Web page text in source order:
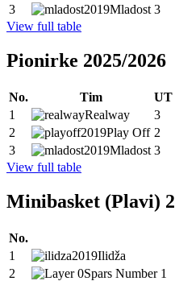
3
Mladost 3
View full table
Pionirke 2025/2026
No. Tim UT
1
Realway 3
2
Play Off 2
3
Mladost 3
View full table
Minibasket (Plavi)
No.
1
Ilidža
2
Spars Number 1